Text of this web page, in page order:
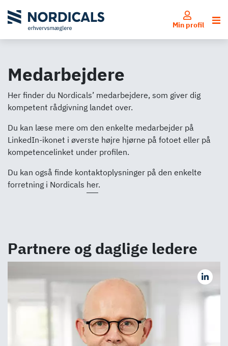
Log ind
Min profil
Medarbejdere
Her finder du Nordicals’ medarbejdere, som giver dig
kompetent rådgivning landet over.
Du kan læse mere om den enkelte medarbejder på
LinkedIn-ikonet i øverste højre hjørne på fotoet eller på
kompetencelinket under profilen.
Du kan også finde kontaktoplysninger på den enkelte
forretning i Nordicals her.
Partnere og daglige ledere